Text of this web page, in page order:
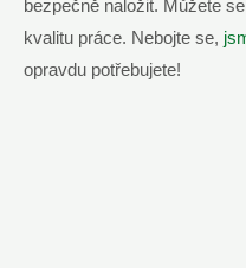
bezpečně naložit. Můžete
kvalitu práce. Nebojte se,
opravdu potřebujete!